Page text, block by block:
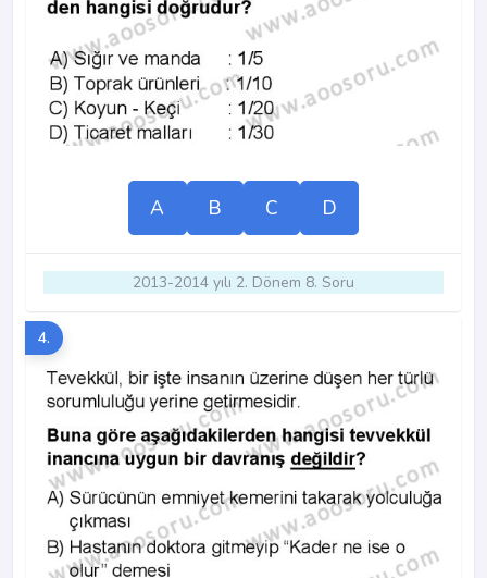
A B C D
2013-2014 yılı 2. Dönem 8. Soru
4.